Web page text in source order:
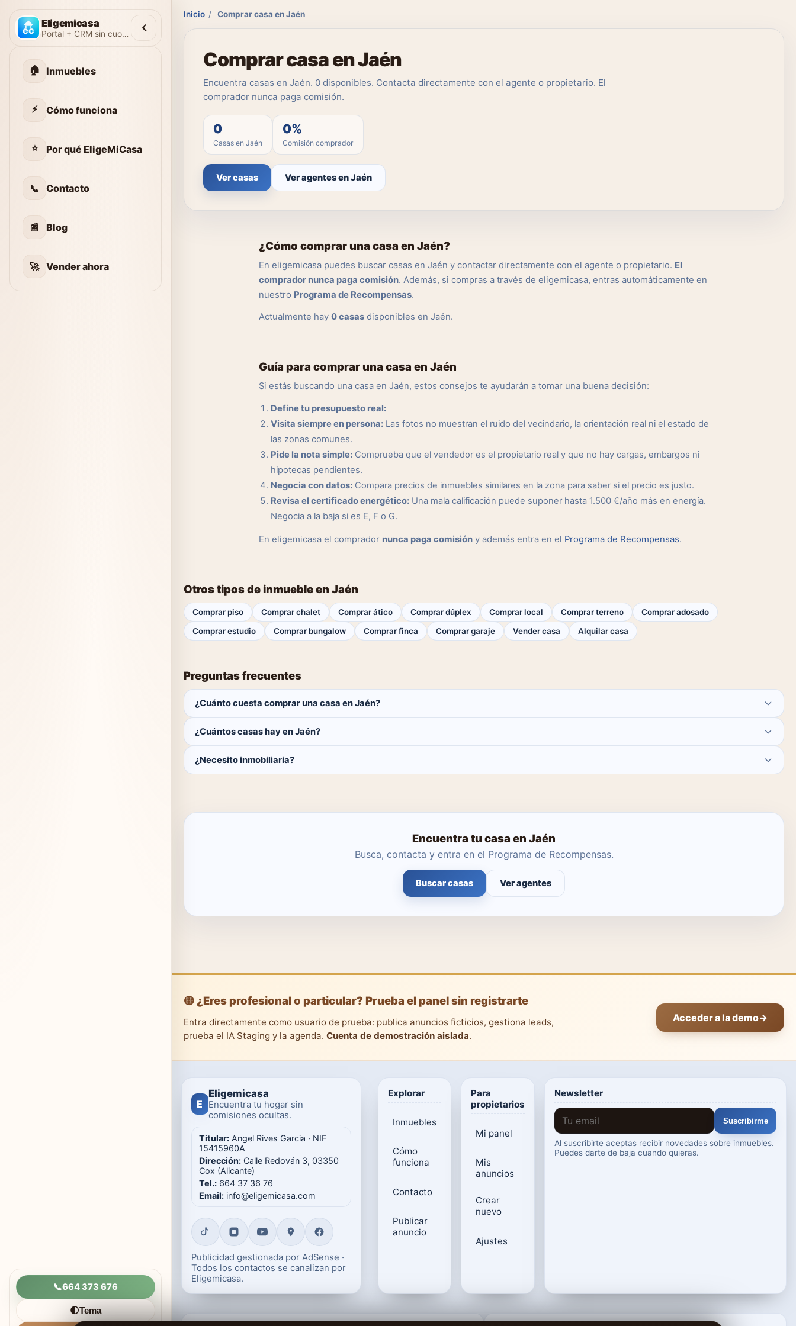
Eligemicasa
Portal + CRM sin cuotas
🏠 Inmuebles
⚡ Cómo funciona
⭐ Por qué EligeMiCasa
📞 Contacto
📰 Blog
🚀 Vender ahora
📞664 373 676
🌓Tema
Inicio / Comprar casa en Jaén
Comprar casa en Jaén
Encuentra casas en Jaén. 0 disponibles. Contacta directamente con el agente o propietario. El
comprador nunca paga comisión.
0
Casas en Jaén
0%
Comisión comprador
Ver casas Ver agentes en Jaén
¿Cómo comprar una casa en Jaén?
En eligemicasa puedes buscar casas en Jaén y contactar directamente con el agente o propietario. El
comprador nunca paga comisión. Además, si compras a través de eligemicasa, entras automáticamente en
nuestro Programa de Recompensas.
Actualmente hay 0 casas disponibles en Jaén.
Guía para comprar una casa en Jaén
Si estás buscando una casa en Jaén, estos consejos te ayudarán a tomar una buena decisión:
Define tu presupuesto real:
Visita siempre en persona: Las fotos no muestran el ruido del vecindario, la orientación real ni el estado de
las zonas comunes.
Pide la nota simple: Comprueba que el vendedor es el propietario real y que no hay cargas, embargos ni
hipotecas pendientes.
Negocia con datos: Compara precios de inmuebles similares en la zona para saber si el precio es justo.
Revisa el certificado energético: Una mala calificación puede suponer hasta 1.500 €/año más en energía.
Negocia a la baja si es E, F o G.
En eligemicasa el comprador nunca paga comisión y además entra en el Programa de Recompensas.
Otros tipos de inmueble en Jaén
Comprar piso Comprar chalet Comprar ático Comprar dúplex Comprar local Comprar terreno
Comprar adosado
Comprar estudio
Comprar bungalow Comprar finca Comprar garaje Vender casa Alquilar casa
Preguntas frecuentes
¿Cuánto cuesta comprar una casa en Jaén?
¿Cuántos casas hay en Jaén?
¿Necesito inmobiliaria?
Encuentra tu casa en Jaén
Busca, contacta y entra en el Programa de Recompensas.
Buscar casas Ver agentes
🟡 ¿Eres profesional o particular? Prueba el panel sin registrarte
Entra directamente como usuario de prueba: publica anuncios ficticios, gestiona leads,
prueba el IA Staging y la agenda. Cuenta de demostración aislada.
Acceder a la demo→
E
Eligemicasa
Encuentra tu hogar sin
comisiones ocultas.
Titular: Angel Rives Garcia · NIF
15415960A
Dirección: Calle Redován 3, 03350
Cox (Alicante)
Tel.: 664 37 36 76
Email: info@eligemicasa.com
Publicidad gestionada por AdSense ·
Todos los contactos se canalizan por
Eligemicasa.
Explorar
Inmuebles
Cómo
funciona
Contacto
Publicar
anuncio
Para
propietarios
Mi panel
Mis
anuncios
Crear
nuevo
Ajustes
Newsletter
Suscribirme
Al suscribirte aceptas recibir novedades sobre inmuebles.
Puedes darte de baja cuando quieras.